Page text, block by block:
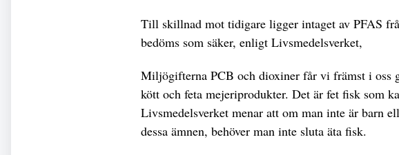
Till skillnad mot tidigare ligger intaget av PFAS
bedöms som säker, enligt Livsmedelsverket,
Miljögifterna PCB och dioxiner får vi främst i oss
kött och feta mejeriprodukter. Det är fet fisk som
Livsmedelsverket menar att om man inte är barn
dessa ämnen, behöver man inte sluta äta fisk.